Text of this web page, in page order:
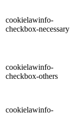
cookielawinfo-
checkbox-necessary
cookielawinfo-
checkbox-others
cookielawinfo-